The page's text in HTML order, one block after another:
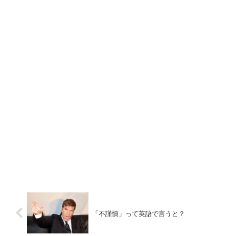
「不謹慎」って英語で言うと？